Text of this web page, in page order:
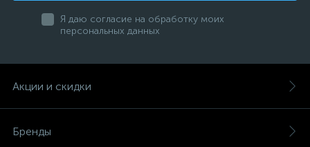
Я даю согласие на обработку моих
персональных данных
Акции и скидки
Бренды